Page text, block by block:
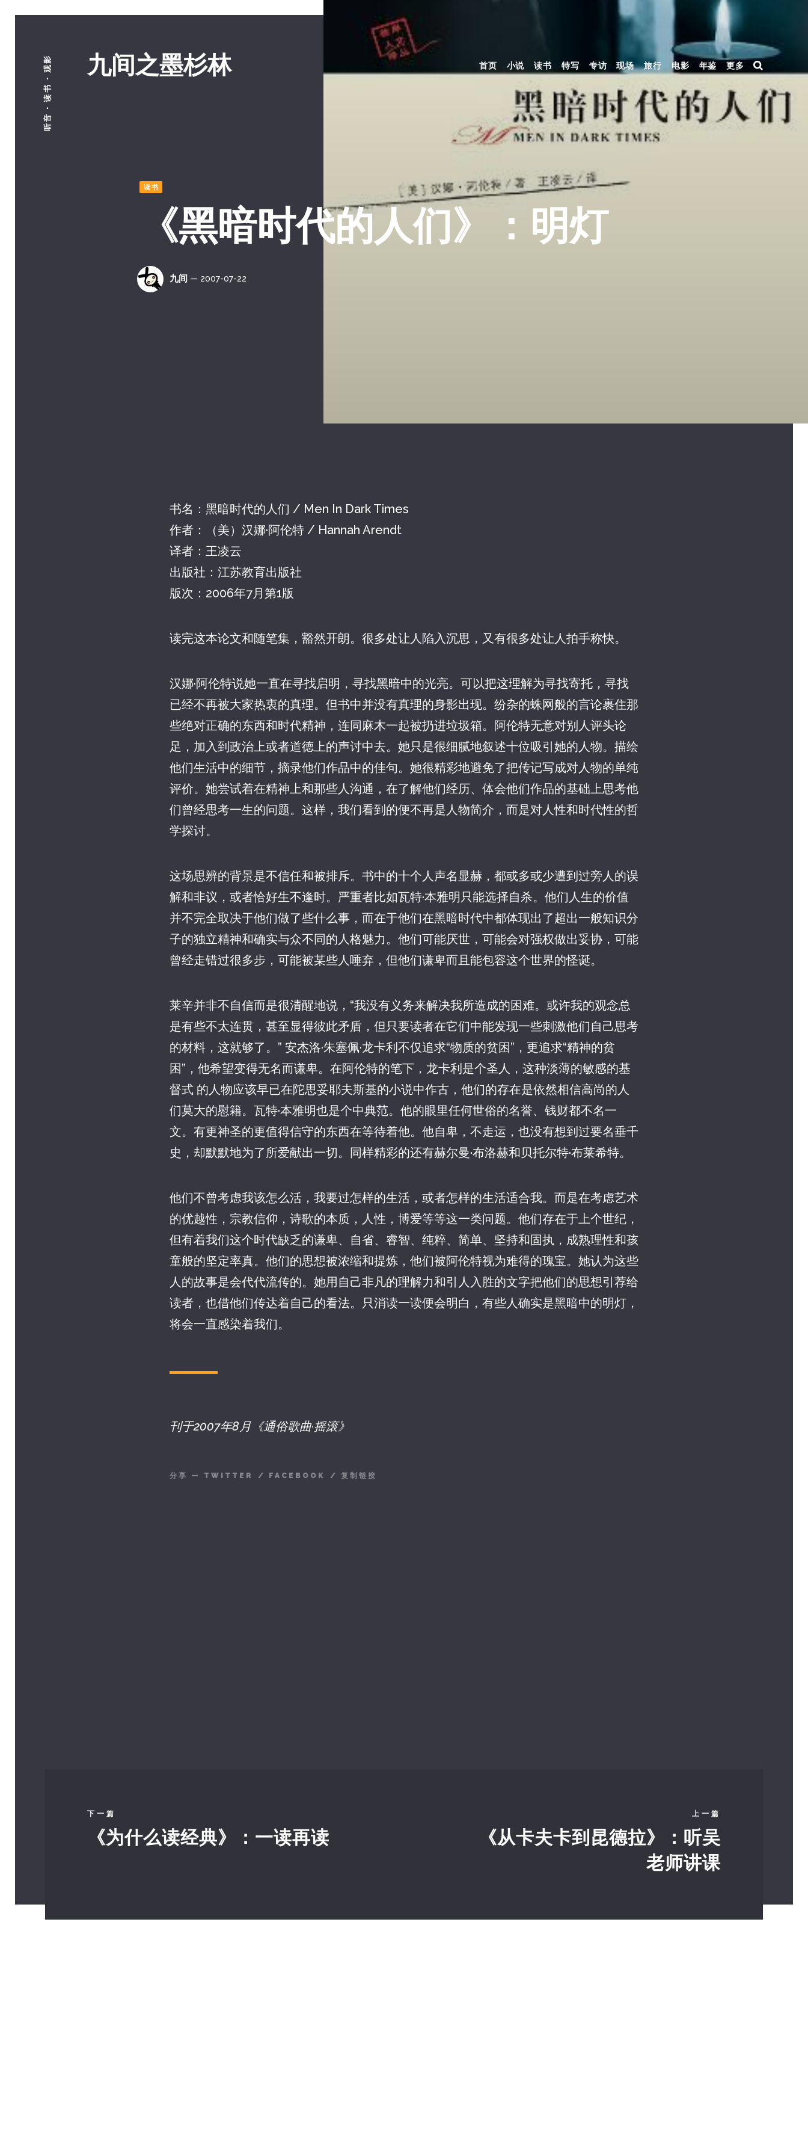
听音 · 读书 · 观影 九间之墨杉林 首页 小说 读书 特写 专访 现场 旅行 电影 年鉴 更多
读书
《黑暗时代的人们》：明灯
九间 — 2007-07-22
书名：黑暗时代的人们 / Men In Dark Times
作者：（美）汉娜·阿伦特 / Hannah Arendt
译者：王凌云
出版社：江苏教育出版社
版次：2006年7月第1版
读完这本论文和随笔集，豁然开朗。很多处让人陷入沉思，又有很多处让人拍手称快。
汉娜·阿伦特说她一直在寻找启明，寻找黑暗中的光亮。可以把这理解为寻找寄托，寻找
已经不再被大家热衷的真理。但书中并没有真理的身影出现。纷杂的蛛网般的言论裹住那
些绝对正确的东西和时代精神，连同麻木一起被扔进垃圾箱。阿伦特无意对别人评头论
足，加入到政治上或者道德上的声讨中去。她只是很细腻地叙述十位吸引她的人物。描绘
他们生活中的细节，摘录他们作品中的佳句。她很精彩地避免了把传记写成对人物的单纯
评价。她尝试着在精神上和那些人沟通，在了解他们经历、体会他们作品的基础上思考他
们曾经思考一生的问题。这样，我们看到的便不再是人物简介，而是对人性和时代性的哲
学探讨。
这场思辨的背景是不信任和被排斥。书中的十个人声名显赫，都或多或少遭到过旁人的误
解和非议，或者恰好生不逢时。严重者比如瓦特·本雅明只能选择自杀。他们人生的价值
并不完全取决于他们做了些什么事，而在于他们在黑暗时代中都体现出了超出一般知识分
子的独立精神和确实与众不同的人格魅力。他们可能厌世，可能会对强权做出妥协，可能
曾经走错过很多步，可能被某些人唾弃，但他们谦卑而且能包容这个世界的怪诞。
莱辛并非不自信而是很清醒地说，“我没有义务来解决我所造成的困难。或许我的观念总
是有些不太连贯，甚至显得彼此矛盾，但只要读者在它们中能发现一些刺激他们自己思考
的材料，这就够了。” 安杰洛·朱塞佩·龙卡利不仅追求“物质的贫困”，更追求“精神的贫
困”，他希望变得无名而谦卑。在阿伦特的笔下，龙卡利是个圣人，这种淡薄的敏感的基
督式 的人物应该早已在陀思妥耶夫斯基的小说中作古，他们的存在是依然相信高尚的人
们莫大的慰籍。瓦特·本雅明也是个中典范。他的眼里任何世俗的名誉、钱财都不名一
文。有更神圣的更值得信守的东西在等待着他。他自卑，不走运，也没有想到过要名垂千
史，却默默地为了所爱献出一切。同样精彩的还有赫尔曼·布洛赫和贝托尔特·布莱希特。
他们不曾考虑我该怎么活，我要过怎样的生活，或者怎样的生活适合我。而是在考虑艺术
的优越性，宗教信仰，诗歌的本质，人性，博爱等等这一类问题。他们存在于上个世纪，
但有着我们这个时代缺乏的谦卑、自省、睿智、纯粹、简单、坚持和固执，成熟理性和孩
童般的坚定率真。他们的思想被浓缩和提炼，他们被阿伦特视为难得的瑰宝。她认为这些
人的故事是会代代流传的。她用自己非凡的理解力和引人入胜的文字把他们的思想引荐给
读者，也借他们传达着自己的看法。只消读一读便会明白，有些人确实是黑暗中的明灯，
将会一直感染着我们。
刊于2007年8月《通俗歌曲·摇滚》
分享 — TWITTER / FACEBOOK / 复制链接
下一篇
《为什么读经典》：一读再读
上一篇
《从卡夫卡到昆德拉》：听吴
老师讲课